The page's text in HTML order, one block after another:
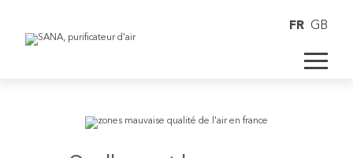
FR GB